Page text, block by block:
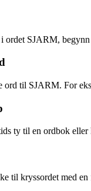
ordet SJARM,
ord til SJARM. For
ty til en ordbok
til kryssordet med